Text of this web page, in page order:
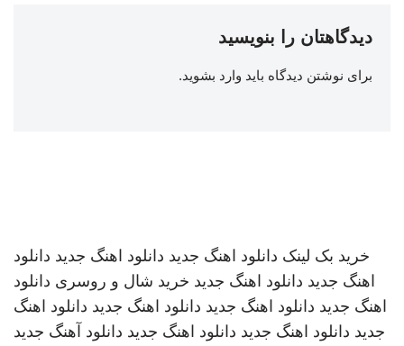
دیدگاهتان را بنویسید
برای نوشتن دیدگاه باید وارد بشوید.
خرید بک لینک دانلود اهنگ جدید دانلود اهنگ جدید دانلود
اهنگ جدید دانلود اهنگ جدید خرید شال و روسری دانلود
اهنگ جدید دانلود اهنگ جدید دانلود اهنگ جدید دانلود اهنگ
جدید دانلود اهنگ جدید دانلود اهنگ جدید دانلود آهنگ جدید